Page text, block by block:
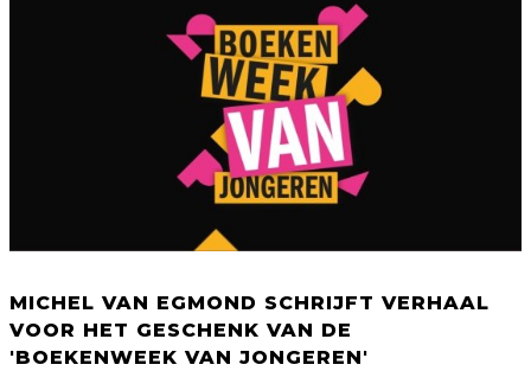
MICHEL VAN EGMOND SCHRIJFT VERHAAL
VOOR HET GESCHENK VAN DE
'BOEKENWEEK VAN JONGEREN'